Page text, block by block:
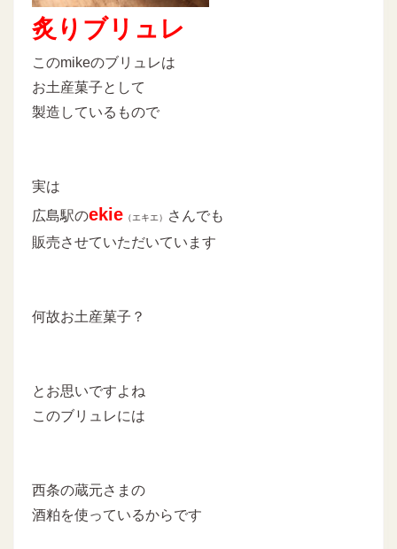
炙りブリュレ
このmikeのブリュレは
お土産菓子として
製造しているもので
実は
広島駅のekie （エキエ）
さんでも
販売させていただいています
何故お土産菓子？
とお思いですよね
このブリュレには
西条の蔵元さまの
酒粕を使っているからです